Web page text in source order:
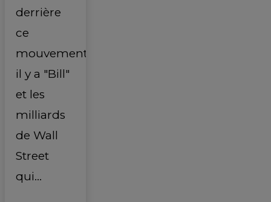
derrière
ce
mouvement,
il y a "Bill"
et les
milliards
de Wall
Street
qui…